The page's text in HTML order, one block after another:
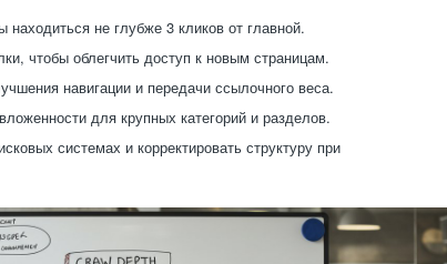
не глубже 3 кликов от главной.
чтобы облегчить доступ к новым страницам.
навигации и передачи ссылочного веса.
для крупных категорий и разделов.
системах и корректировать структуру при